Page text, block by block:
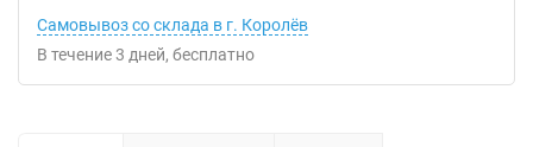
Самовывоз со склада в г. Королёв
В течение3 дней Бесплатно